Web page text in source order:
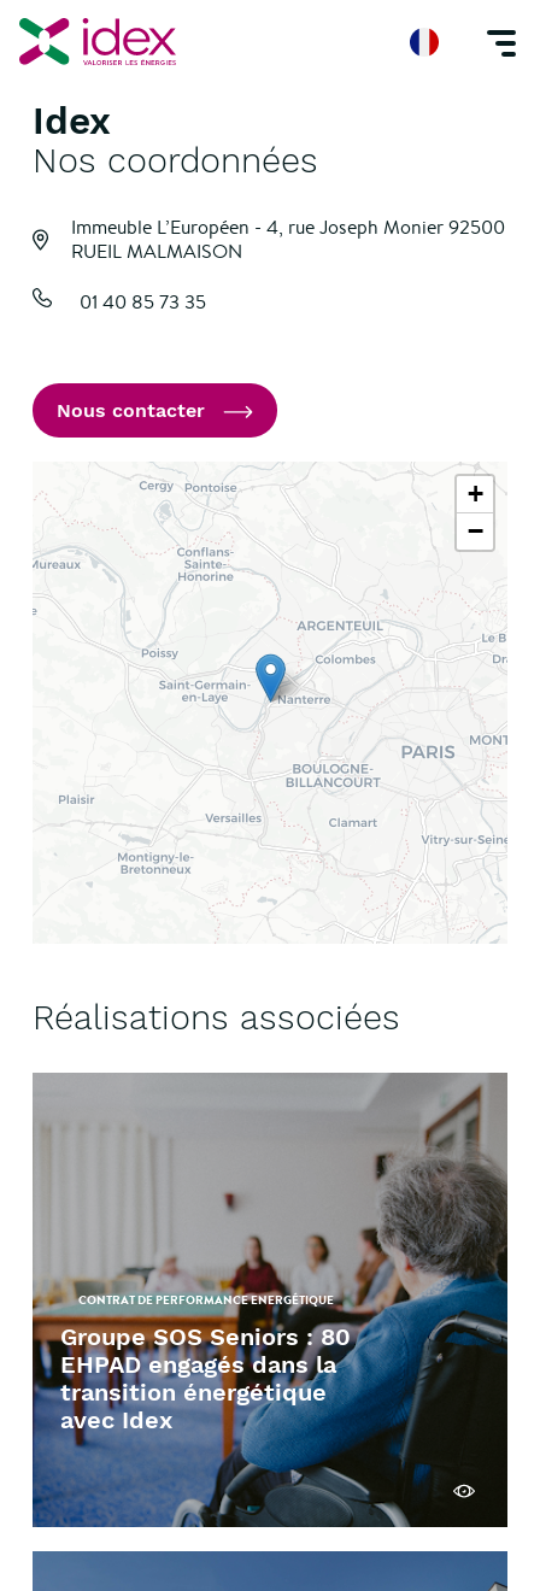
Accueil Nos agences
Idex
Nos coordonnées
Immeuble L’Européen - 4, rue Joseph Monier92500
RUEIL MALMAISON
01 40 85 73 35
Nous contacter
+
−
Réalisations associées
CONTRAT DE PERFORMANCE ENERGÉTIQUE
Groupe SOS Seniors : 80
EHPAD engagés dans la
transition énergétique
avec Idex
Découvrir